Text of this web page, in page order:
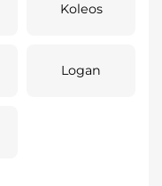
Koleos
Logan